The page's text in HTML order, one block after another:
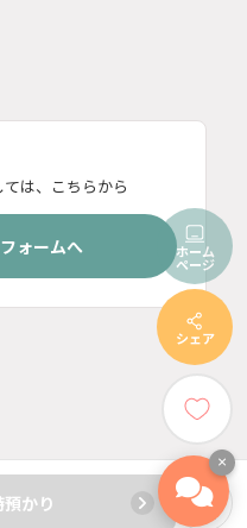
シェア
ホーム
ページ
預かり
は、こちらから
ォームへ
inc.
×